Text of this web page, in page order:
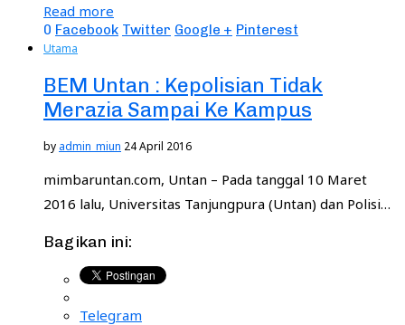
Read more
0 Facebook Twitter Google + Pinterest
Utama
BEM Untan : Kepolisian Tidak
Merazia Sampai Ke Kampus
by admin_miun 24 April 2016
mimbaruntan.com, Untan – Pada tanggal 10 Maret
2016 lalu, Universitas Tanjungpura (Untan) dan Polisi…
Bagikan ini:
Telegram